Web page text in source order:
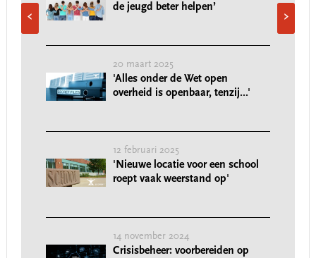
de jeugd beter helpen’
20 maart 2025
'Alles onder de Wet open
overheid is openbaar, tenzij...'
12 februari 2025
'Nieuwe locatie voor een school
roept vaak weerstand op'
14 november 2024
Crisisbeheer: voorbereiden op
‹ ›